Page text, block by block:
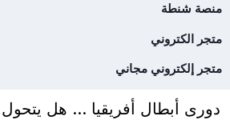
منصة شنطة
متجر الكتروني
متجر إلكتروني مجاني
دورى أبطال أفريقيا ... هل يتحول